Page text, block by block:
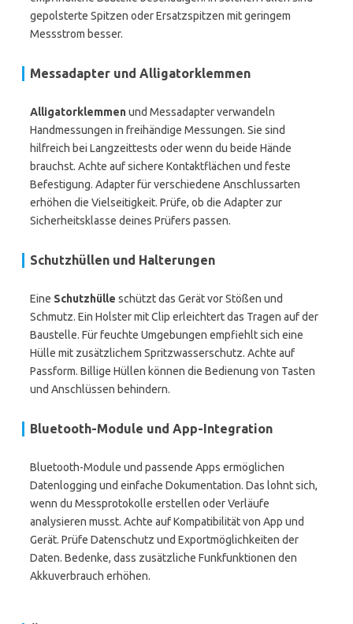
gepolsterte Spitzen oder Ersatzspitzen mit geringem
Messstrom besser.
Messadapter und Alligatorklemmen
Alligatorklemmenund Messadapter verwandeln
Handmessungen in freihändige Messungen. Sie sind
hilfreich bei Langzeittests oder wenn du beide Hände
brauchst. Achte auf sichere Kontaktflächen und feste
Befestigung. Adapter für verschiedene Anschlussarten
erhöhen die Vielseitigkeit. Prüfe, ob die Adapter zur
Sicherheitsklasse deines Prüfers passen.
Schutzhüllen und Halterungen
Eine Schutzhülle schützt das Gerät vor Stößen und
Schmutz. Ein Holster mit Clip erleichtert das Tragen auf der
Baustelle. Für feuchte Umgebungen empfiehlt sich eine
Hülle mit zusätzlichem Spritzwasserschutz. Achte auf
Passform. Billige Hüllen können die Bedienung von Tasten
und Anschlüssen behindern.
Bluetooth-Module und App-Integration
Bluetooth-Module und passende Apps ermöglichen
Datenlogging und einfache Dokumentation. Das lohnt sich,
wenn du Messprotokolle erstellen oder Verläufe
analysieren musst. Achte auf Kompatibilität von App und
Gerät. Prüfe Datenschutz und Exportmöglichkeiten der
Daten. Bedenke, dass zusätzliche Funkfunktionen den
Akkuverbrauch erhöhen.